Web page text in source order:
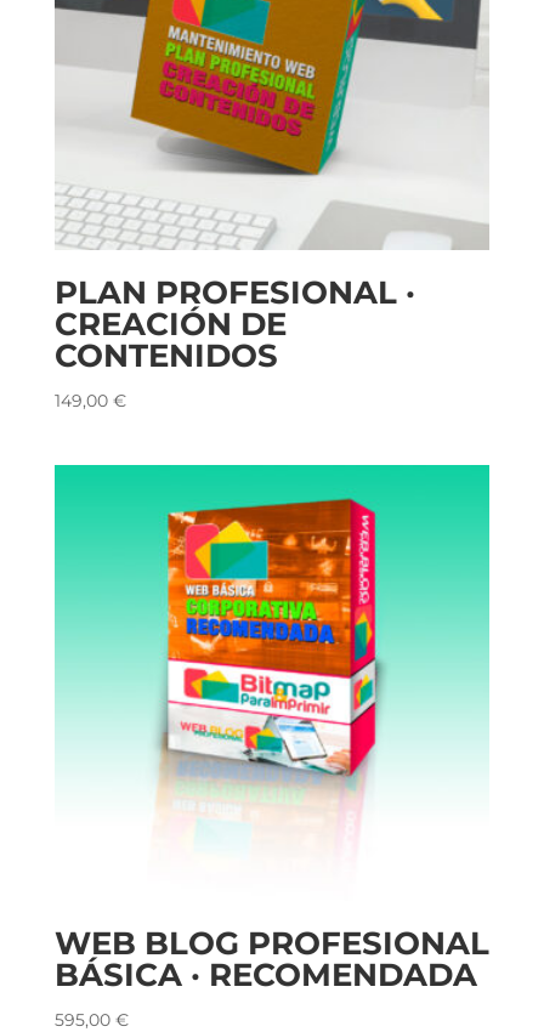
PLAN PROFESIONAL ·
CREACIÓN DE
CONTENIDOS
149,00 €
WEB BLOG PROFESIONAL
BÁSICA · RECOMENDADA
595,00 €